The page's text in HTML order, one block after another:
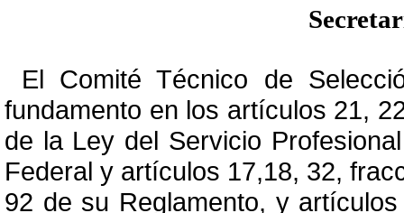
El Comité Técnico de
fundamento en los artículos 21,
de la Ley del Servicio
Federal y artículos 17,18, 32,
92 de su Reglamento, y